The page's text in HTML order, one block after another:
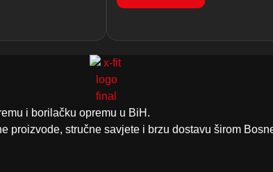
i borilačku opremu u BiH.
proizvode, stručne savjete i brzu dostavu širom